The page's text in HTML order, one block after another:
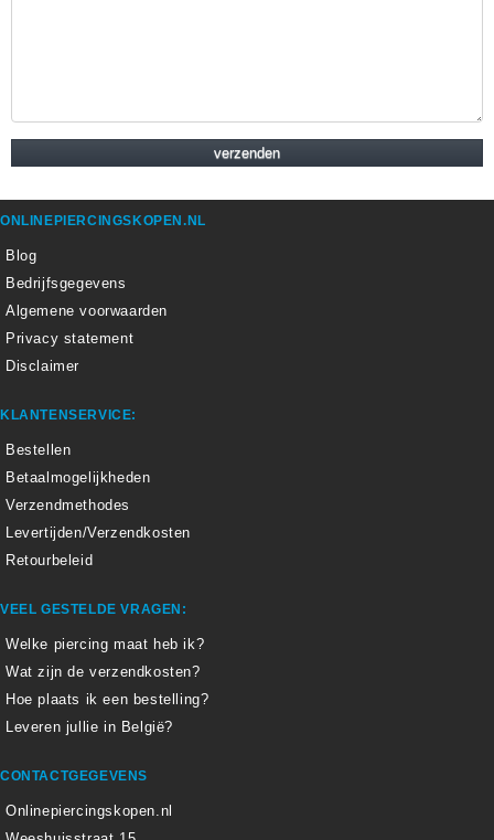
ONLINEPIERCINGSKOPEN.NL
Blog
Bedrijfsgegevens
Algemene voorwaarden
Privacy statement
Disclaimer
KLANTENSERVICE:
Bestellen
Betaalmogelijkheden
Verzendmethodes
Levertijden/Verzendkosten
Retourbeleid
VEEL GESTELDE VRAGEN:
Welke piercing maat heb ik?
Wat zijn de verzendkosten?
Hoe plaats ik een bestelling?
Leveren jullie in België?
CONTACTGEGEVENS
Onlinepiercingskopen.nl